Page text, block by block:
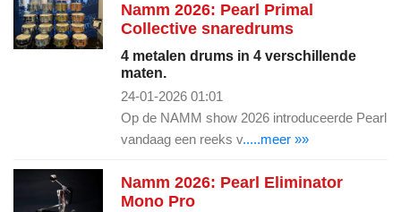
Namm 2026: Pearl Primal
Collective snaredrums
4 metalen drums in 4 verschillende
maten.
24-01-2026 01:01
Op de NAMM show 2026 introduceerde Pearl
vandaag een reeks v.....meer »»
Namm 2026: Pearl Eliminator
Mono Pro